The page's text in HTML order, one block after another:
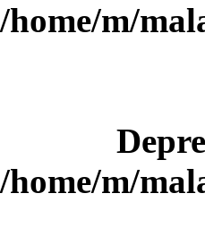
/home/m/
/home/m/